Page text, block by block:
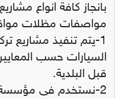
بانجاز كافة انواع مشاريع
مواصفات مظلات
‏1-يتم تنفيذ
السيارات حسب
قبل البلدية.‏
‏2-نستخدم فى مؤسسة